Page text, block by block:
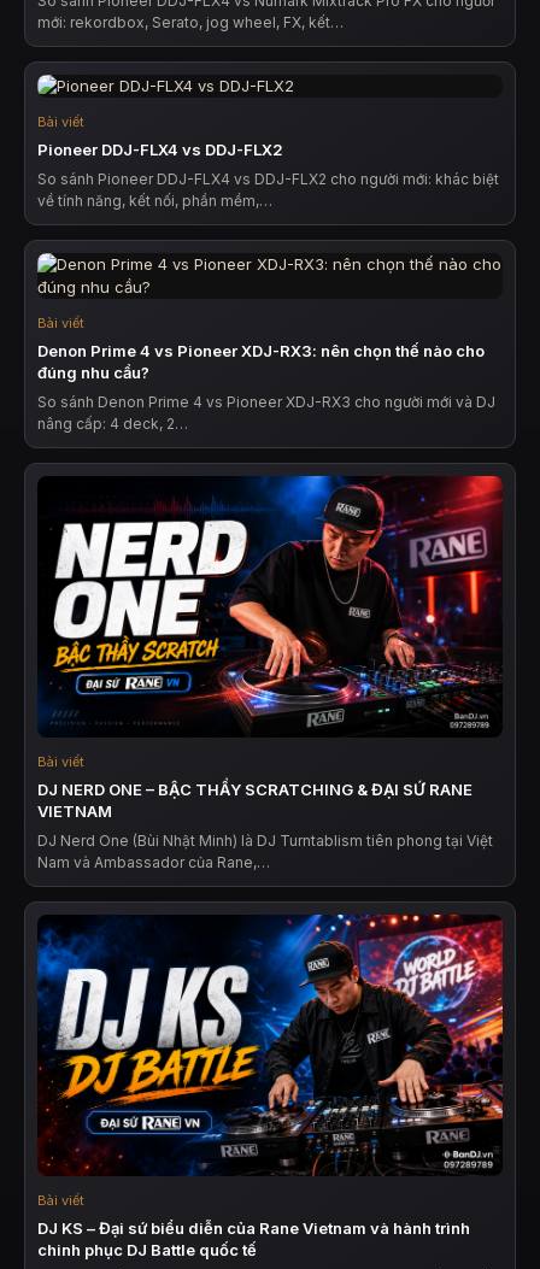
mới: rekordbox, Serato, jog wheel, FX, kết…
Bài viết
Pioneer DDJ-FLX4 vs DDJ-FLX2
So sánh Pioneer DDJ-FLX4 vs DDJ-FLX2 cho người mới: khác biệt
về tính năng, kết nối, phần mềm,…
Bài viết
Denon Prime 4 vs Pioneer XDJ-RX3: nên chọn thế nào cho
đúng nhu cầu?
So sánh Denon Prime 4 vs Pioneer XDJ-RX3 cho người mới và DJ
nâng cấp: 4 deck, 2…
Bài viết
DJ NERD ONE – BẬC THẦY SCRATCHING & ĐẠI SỨ RANE
VIETNAM
DJ Nerd One (Bùi Nhật Minh) là DJ Turntablism tiên phong tại Việt
Nam và Ambassador của Rane,…
Bài viết
DJ KS – Đại sứ biểu diễn của Rane Vietnam và hành trình
chinh phục DJ Battle quốc tế